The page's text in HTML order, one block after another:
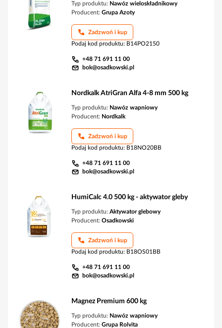
Typ produktu: Nawóz wieloskładnikowy
Producent: Grupa Azoty
Zadzwoń i kup
Podaj kod produktu: B14PO2150
+48 71 691 11 00
bok@osadkowski.pl
Nordkalk AtriGran Alfa 4-8 mm 500 kg
Typ produktu: Nawóz wapniowy
Producent: Nordkalk
Zadzwoń i kup
Podaj kod produktu: B18NO20BB
+48 71 691 11 00
bok@osadkowski.pl
HumiCalc 4.0 500 kg - aktywator gleby
Typ produktu: Aktywator glebowy
Producent: Osadkowski
Zadzwoń i kup
Podaj kod produktu: B18OS01BB
+48 71 691 11 00
bok@osadkowski.pl
Magnez Premium 600 kg
Typ produktu: Nawóz wapniowy
Producent: Grupa Rolvita